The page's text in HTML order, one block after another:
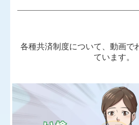
関与先向け融資商品ご紹介
経営者お役立ち情報
各種共済制度について、動画で
ています。